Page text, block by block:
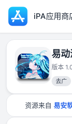
iPA应用商
易动
版本
去广
资源来自 易安